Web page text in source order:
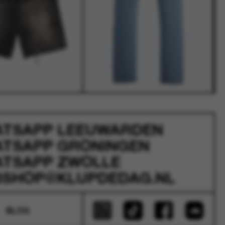
LEEUWARDEN
GRONINGEN
ZWOLLE